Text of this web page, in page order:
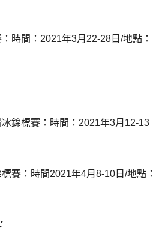
時間：2021年3月22-28日/地點：
錦標賽：時間：2021年3月12-13
賽：時間2021年4月8-10日/地點：